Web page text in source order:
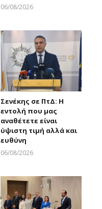
06/08/2026
Σενέκης σε ΠτΔ: Η
εντολή που μας
αναθέτετε είναι
ύψιστη τιμή αλλά και
ευθύνη
06/08/2026